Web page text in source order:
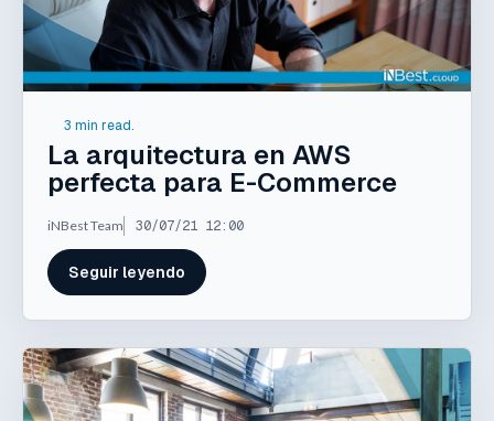
3 min read.
La arquitectura en AWS
perfecta para E-Commerce
iNBest Team 30/07/21 12:00
Seguir leyendo